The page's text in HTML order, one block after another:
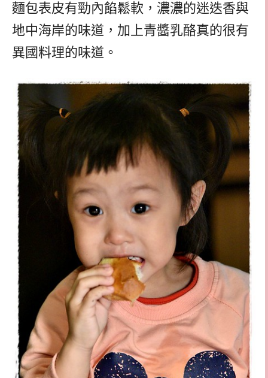
麵包表皮有勁內餡鬆軟，濃濃的迷迭香與
地中海岸的味道，加上青醬乳酪真的很有
異國料理的味道。